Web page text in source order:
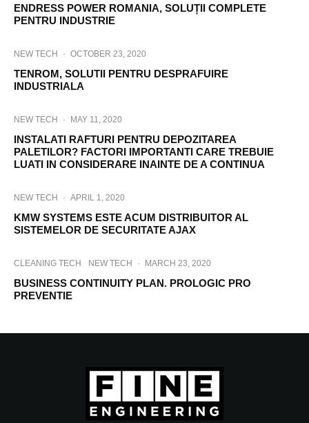
ENDRESS POWER ROMANIA, SOLUȚII COMPLETE
PENTRU INDUSTRIE
NEW TECH · OCTOBER 23, 2020
TENROM, SOLUTII PENTRU DESPRAFUIRE
INDUSTRIALA
NEW TECH · MAY 11, 2020
INSTALATI RAFTURI PENTRU DEPOZITAREA
PALETILOR? FACTORI IMPORTANTI CARE TREBUIE
LUATI IN CONSIDERARE INAINTE DE A CONTINUA
NEW TECH · APRIL 1, 2020
KMW SYSTEMS ESTE ACUM DISTRIBUITOR AL
SISTEMELOR DE SECURITATE AJAX
CLEANING TECH NEW TECH · MARCH 23, 2020
BUSINESS CONTINUITY PLAN. PROLOGIC PRO
PREVENTIE